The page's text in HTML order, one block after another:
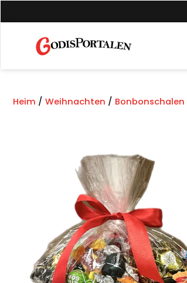
Inhalt
springen
Heim / Weihnachten / Bonbonschalen